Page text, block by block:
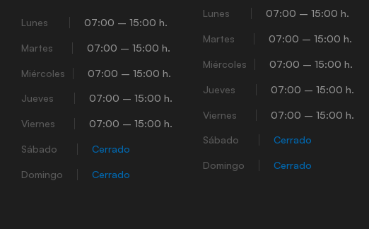
Lunes 07:00 – 15:00 h.
Martes 07:00 – 15:00 h.
Miércoles 07:00 – 15:00 h.
Jueves 07:00 – 15:00 h.
Viernes 07:00 – 15:00 h.
Sábado Cerrado
Domingo Cerrado
Lunes 07:00 – 15:00 h.
Martes 07:00 – 15:00 h.
Miércoles 07:00 – 15:00 h.
Jueves 07:00 – 15:00 h.
Viernes 07:00 – 15:00 h.
Sábado Cerrado
Domingo Cerrado